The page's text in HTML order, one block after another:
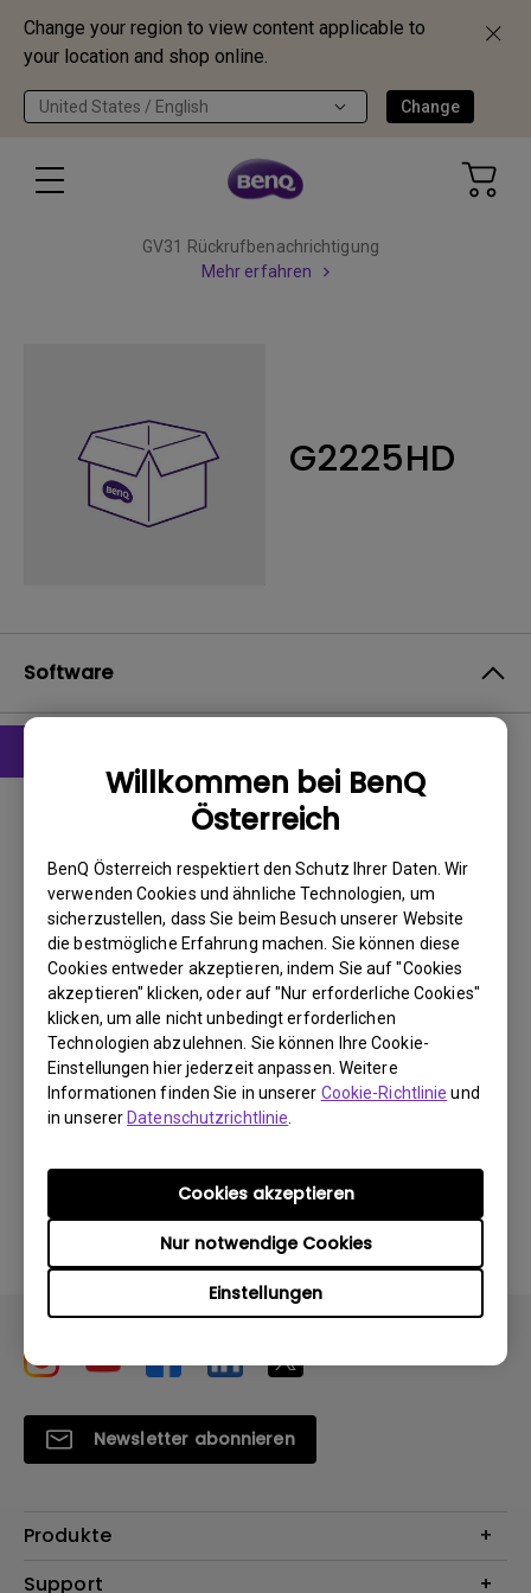
Change your region to view content applicable to
your location and shop online.
United States / English Change
Willkommen bei BenQ
Österreich
BenQ Österreich respektiert den Schutz Ihrer Daten. Wir
verwenden Cookies und ähnliche Technologien, um
sicherzustellen, dass Sie beim Besuch unserer Website
die bestmögliche Erfahrung machen. Sie können diese
Cookies entweder akzeptieren, indem Sie auf "Cookies
akzeptieren" klicken, oder auf "Nur erforderliche Cookies"
klicken, um alle nicht unbedingt erforderlichen
Technologien abzulehnen. Sie können Ihre Cookie-
Einstellungen hier jederzeit anpassen. Weitere
Informationen finden Sie in unserer Cookie-Richtlinie und
in unsererDatenschutzrichtlinie
Einstellungen
Nur notwendige Cookies
Cookies akzeptieren
GV31 Rückrufbenachrichtigung
Mehr erfahren
G2225HD
Software
BS:Windows7|WindowVista|WinXP
OS Version:
Version:
Update: 2012/05/10
Dateigröße: 58.07 KB
Herunterladen
Durch die Nutzung eines der oben genannten
Softwareprogramme erklären Sie sich mit unseren
Bedingungen derEndbenutzer-Lizenzvereinbarungen
Newsletter abonnieren
Produkte
Beamer
Support